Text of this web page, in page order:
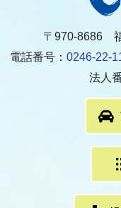
〒970-8686
電話番号： 0246-22-
法人